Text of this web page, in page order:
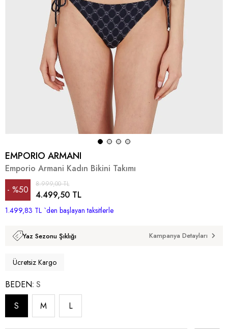
EMPORIO ARMANI
Emporio Armani Kadın Bikini Takımı
%50
İndirim
8.999,00 TL
4.499,50 TL
1.499,83 TL `den başlayan taksitlerle
Yaz Sezonu Şıklığı Kampanya Detayları
Ücretsiz Kargo
BEDEN S
S
M L